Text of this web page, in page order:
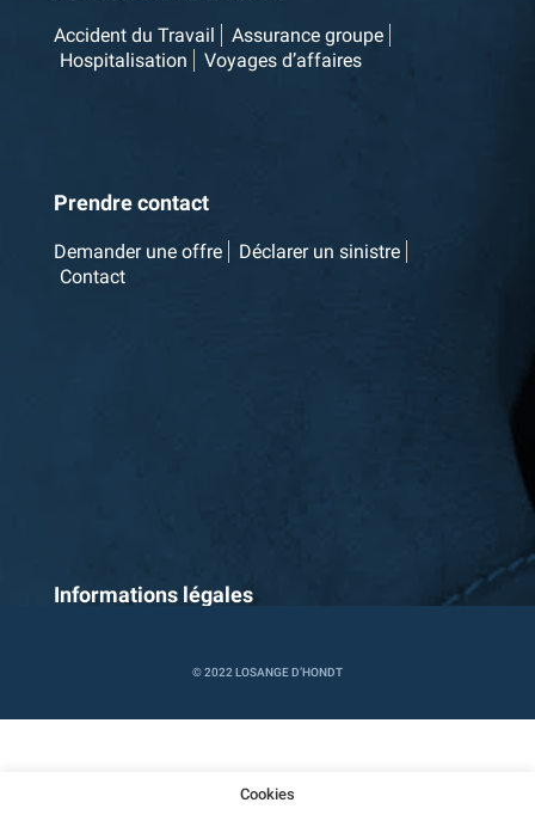
Accident du Travail
Assurance groupe
Hospitalisation
Voyages d’affaires
Prendre contact
Demander une offre
Déclarer un sinistre
Contact
Informations légales
© 2022 LOSANGE D’HONDT
Cookies